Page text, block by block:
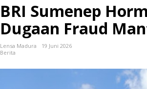
I
S
e
p
BRI Sumenep
Dugaan Fraud
Lensa Madura
19 Juni 2026
Berita